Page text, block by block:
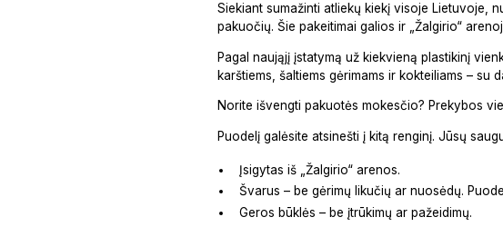
Siekiant sumažinti atliekų kiekį visoje Lietuvoje,
pakuočių. Šie pakeitimai galios ir „Žalgirio“
Pagal naująjį įstatymą už kiekvieną plastikinį
karštiems, šaltiems gėrimams ir kokteiliams – su
Norite išvengti pakuotės mokesčio? Prekybos
Puodelį galėsite atsinešti į kitą renginį. Jūsų
Įsigytas iš „Žalgirio“ arenos.
Švarus – be gėrimų likučių ar nuosėdų.
Geros būklės – be įtrūkimų ar pažeidimų.